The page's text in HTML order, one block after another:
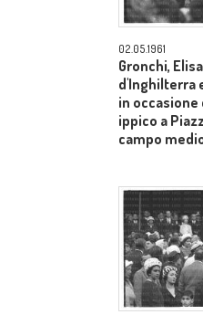
02.05.1961
Gronchi,
d'Inghilterra
in occasione
ippico a
campo